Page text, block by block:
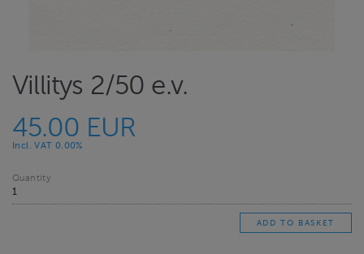
Villitys 2/50 e.v.
45.00 EUR
Incl. VAT 0.00%
Quantity